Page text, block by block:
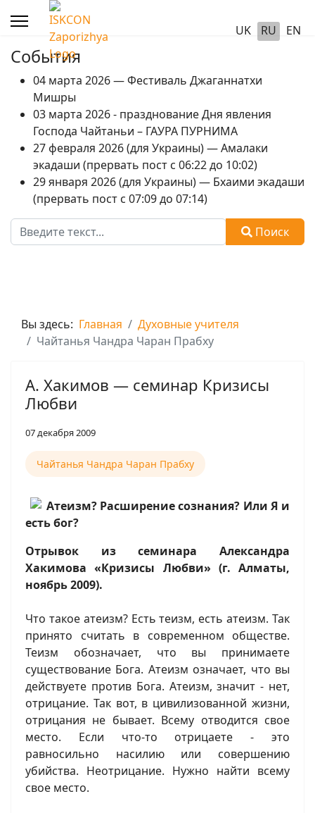
UK RU EN
События
04 марта 2026 — Фестиваль Джаганнатхи
Мишры
03 марта 2026 - празднование Дня явления
Господа Чайтаньи – ГАУРА ПУРНИМА
27 февраля 2026 (для Украины) — Амалаки
экадаши (прервать пост с 06:22 до 10:02)
29 января 2026 (для Украины) — Бхаими экадаши
(прервать пост с 07:09 до 07:14)
Поиск
Поиск
Вы здесь: Главная
Духовные учителя
Чайтанья Чандра Чаран Прабху
А. Хакимов — семинар Кризисы
Любви
07 декабря 2009
Чайтанья Чандра Чаран Прабху
Атеизм? Расширение сознания? Или Я и
есть бог?
Отрывок из семинара Александра
Хакимова «Кризисы Любви» (г. Алматы,
ноябрь 2009).
Что такое атеизм? Есть теизм, есть атеизм. Так
принято считать в современном обществе.
Теизм обозначает, что вы принимаете
существование Бога. Атеизм означает, что вы
действуете против Бога. Атеизм, значит - нет,
отрицание. Так вот, в цивилизованной жизни,
отрицания не бывает. Всему отводится свое
место. Если что-то отрицаете - это
равносильно насилию или совершению
убийства. Неотрицание. Нужно найти всему
свое место.